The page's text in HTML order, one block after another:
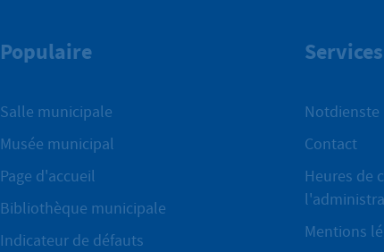
Populaire
Salle municipale
Musée municipal
Page d'accueil
Bibliothèque municipale
Indicateur de défauts
Services
Notdienste
Contact
Heures de
Mentions